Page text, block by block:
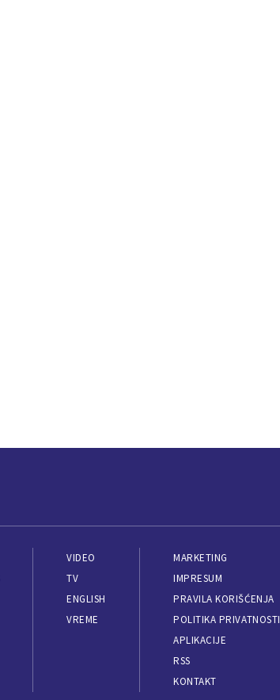
VIDEO
TV
ENGLISH
VREME
MARKETING
IMPRESUM
PRAVILA KORIŠĆENJA
POLITIKA PRIVATNOSTI
APLIKACIJE
RSS
KONTAKT